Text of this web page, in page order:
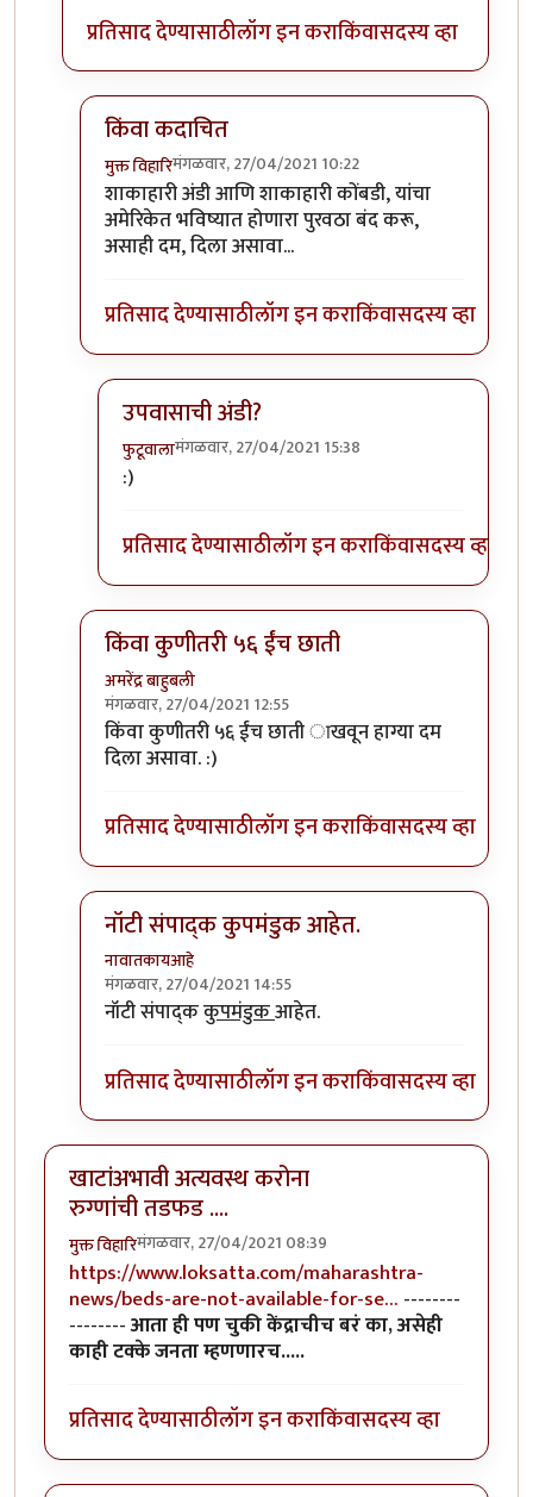
प्रतिसाद देण्यासाठीलॉग इन कराकिंवासदस्य व्हा
किंवा कदाचित
मुक्त विहारिमंगळवार, 27/04/2021 10:22
In reply toWHO ला सल्ला देणारे नॉटीbyप्रसाद_१९८२
शाकाहारी अंडी आणि शाकाहारी कोंबडी, यांचा
अमेरिकेत भविष्यात होणारा पुरवठा बंद करू,
असाही दम, दिला असावा...
प्रतिसाद देण्यासाठीलॉग इन कराकिंवासदस्य व्हा
उपवासाची अंडी?
फुटूवालामंगळवार, 27/04/2021 15:38
In reply to
:)
प्रतिसाद देण्यासाठीलॉग इन कराकिंवासदस्य व्हा
किंवा कुणीतरी ५६ ईंच छाती
अमरेंद्र बाहुबली
मंगळवार, 27/04/2021 12:55
In reply toWHO ला सल्ला देणारे नॉटीbyप्रसाद_१९८२
किंवा कुणीतरी ५६ ईंच छाती ाखवून हाग्या दम
दिला असावा. :)
प्रतिसाद देण्यासाठीलॉग इन कराकिंवासदस्य व्हा
नॉटी संपाद्क कुपमंडुक आहेत.
नावातकायआहे
मंगळवार, 27/04/2021 14:55
In reply toWHO ला सल्ला देणारे नॉटी
नॉटी संपाद्ककुपमंडुकआहेत.
प्रतिसाद देण्यासाठीलॉग इन कराकिंवासदस्य व्हा
खाटांअभावी अत्यवस्थ करोना
रुग्णांची तडफड ....
मुक्त विहारिमंगळवार, 27/04/2021 08:39
https://www.loksatta.com/maharashtra-
news/beds-are-not-available-for-se… --------
--------आता ही पण चुकी केंद्राचीच बरं का, असेही
काही टक्के जनता म्हणणारच.....
प्रतिसाद देण्यासाठीलॉग इन कराकिंवासदस्य व्हा